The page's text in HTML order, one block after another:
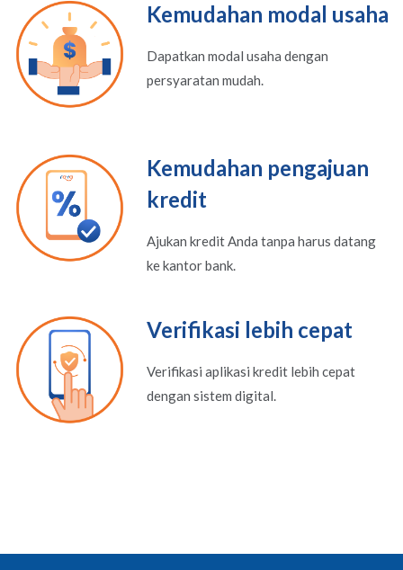
Kemudahan modal usaha
Dapatkan modal usaha dengan
persyaratan mudah.
Kemudahan pengajuan
kredit
Ajukan kredit Anda tanpa harus datang
ke kantor bank.
Verifikasi lebih cepat
Verifikasi aplikasi kredit lebih cepat
dengan sistem digital.